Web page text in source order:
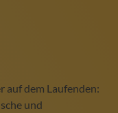
auf dem Laufenden:
und